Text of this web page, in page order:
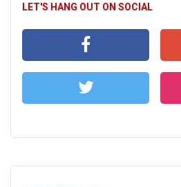
LET'S HANG OUT ON SOCIAL